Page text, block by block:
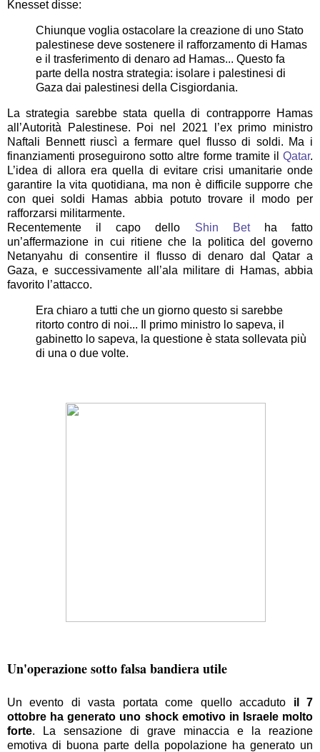
Knesset disse:
Chiunque voglia ostacolare la creazione di uno Stato
palestinese deve sostenere il rafforzamento di Hamas
e il trasferimento di denaro ad Hamas... Questo fa
parte della nostra strategia: isolare i palestinesi di
Gaza dai palestinesi della Cisgiordania.
La strategia sarebbe stata quella di contrapporre Hamas
all’Autorità Palestinese. Poi nel 2021 l’ex primo ministro
Naftali Bennett riuscì a fermare quel flusso di soldi. Ma i
finanziamenti proseguirono sotto altre forme tramite il Qatar.
L’idea di allora era quella di evitare crisi umanitarie onde
garantire la vita quotidiana, ma non è difficile supporre che
con quei soldi Hamas abbia potuto trovare il modo per
rafforzarsi militarmente.
Recentemente il capo dello Shin Betha fatto
un’affermazione in cui ritiene che la politica del governo
Netanyahu di consentire il flusso di denaro dal Qatar a
Gaza, e successivamente all’ala militare di Hamas, abbia
favorito l’attacco.
Era chiaro a tutti che un giorno questo si sarebbe
ritorto contro di noi... Il primo ministro lo sapeva, il
gabinetto lo sapeva, la questione è stata sollevata più
di una o due volte.
Un'operazione sotto falsa bandiera utile
Un evento di vasta portata come quello accaduto il 7
ottobre ha generato uno shock emotivo in Israele molto
forte. La sensazione di grave minaccia e la reazione
emotiva di buona parte della popolazione ha generato un